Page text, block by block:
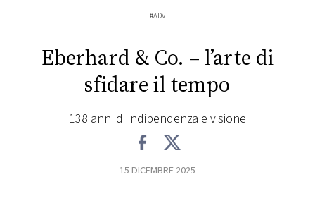
CONCORSI
#ADV
Eberhard & Co. – l’arte di
sfidare il tempo
138 anni di indipendenza e visione
15 DICEMBRE 2025